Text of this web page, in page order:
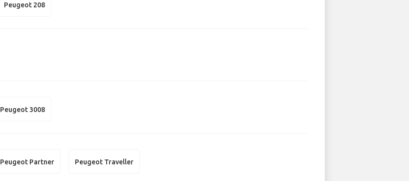
Peugeot 208
Peugeot 3008
Peugeot Partner Peugeot Traveller